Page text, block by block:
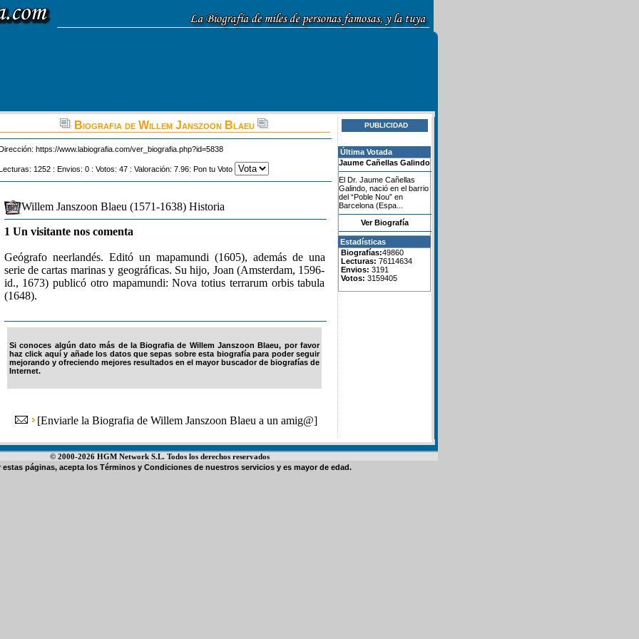
Biografia de Willem Janszoon Blaeu
https://www.labiografia.com/ver_biografia.php?id=5838
1252 : Envios: 0 : Votos: 47 : Valoración: 7.96: Pon tu Voto
Willem Janszoon Blaeu (1571-1638) Historia
1 Un visitante nos comenta
Geógrafo neerlandés. Editó un mapamundi (1605), además de una
serie de cartas marinas y geográficas. Su hijo, Joan (Amsterdam, 1596-
id., 1673) publicó otro mapamundi: Nova totius terrarum orbis tabula
(1648).
Si conoces algún dato más de la Biografia de Willem Janszoon Blaeu, por favor
haz click aquí y añade los datos que sepas sobre esta biografía para poder seguir
mejorando y ofreciendo mejores resultados en el mayor buscador de biografías de
Internet.
[Enviarle la Biografia de Willem Janszoon Blaeu a un amig@]
PUBLICIDAD
Última Votada
Jaume Cañellas Galindo
El Dr. Jaume Cañellas
Galindo, nació en el barrio
del “Poble Nou” en
Barcelona (Espa...
Ver Biografía
Estadísticas
Biografías:49860
Lecturas: 76114634
Envios: 3191
Votos: 3159405
© 2000-2026 HGM Network S.L. Todos los derechos reservados
estas páginas, acepta los Términos y Condiciones de nuestros servicios y es mayor de edad.